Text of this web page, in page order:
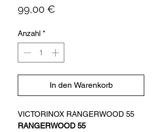
99,00 €
Anzahl *
In den Warenkorb
VICTORINOX RANGERWOOD 55
RANGERWOOD 55